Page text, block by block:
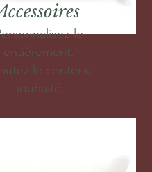
le
entièrement.
le contenu
souhaité.